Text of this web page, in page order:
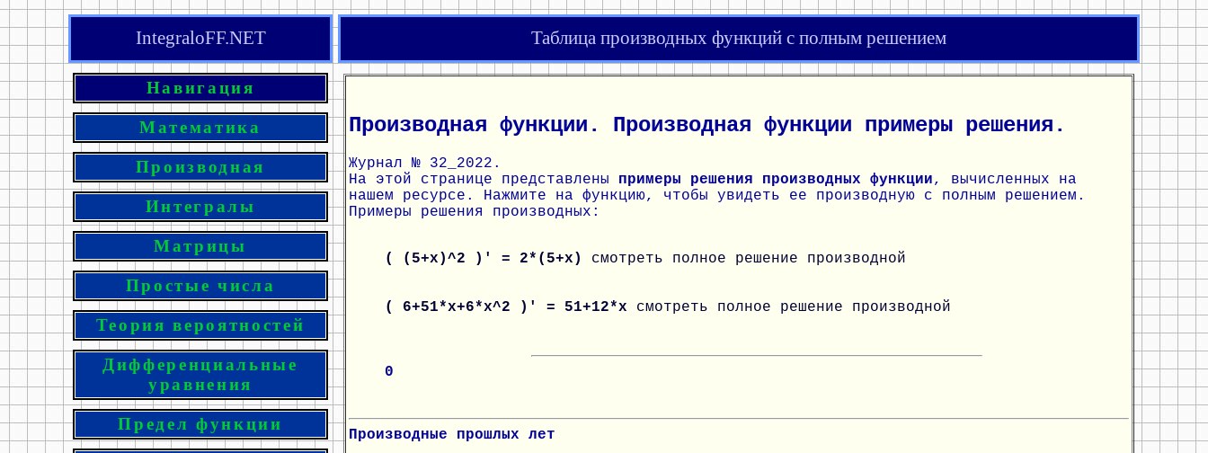
IntegraloFF.NET Таблица производных функций с полным решением
Навигация
Математика
Производная
Интегралы
Матрицы
Простые числа
Теория вероятностей
Дифференциальные
уравнения
Предел функции
Производная функции. Производная функции примеры решения.
Журнал № 32_2022.
На этой странице представлены примеры решения производных функции, вычисленных на
нашем ресурсе. Нажмите на функцию, чтобы увидеть ее производную с полным решением.
Примеры решения производных:
( (5+x)^2 )' = 2*(5+x) смотреть полное решение производной
( 6+51*x+6*x^2 )' = 51+12*x смотреть полное решение производной
0
Производные прошлых лет